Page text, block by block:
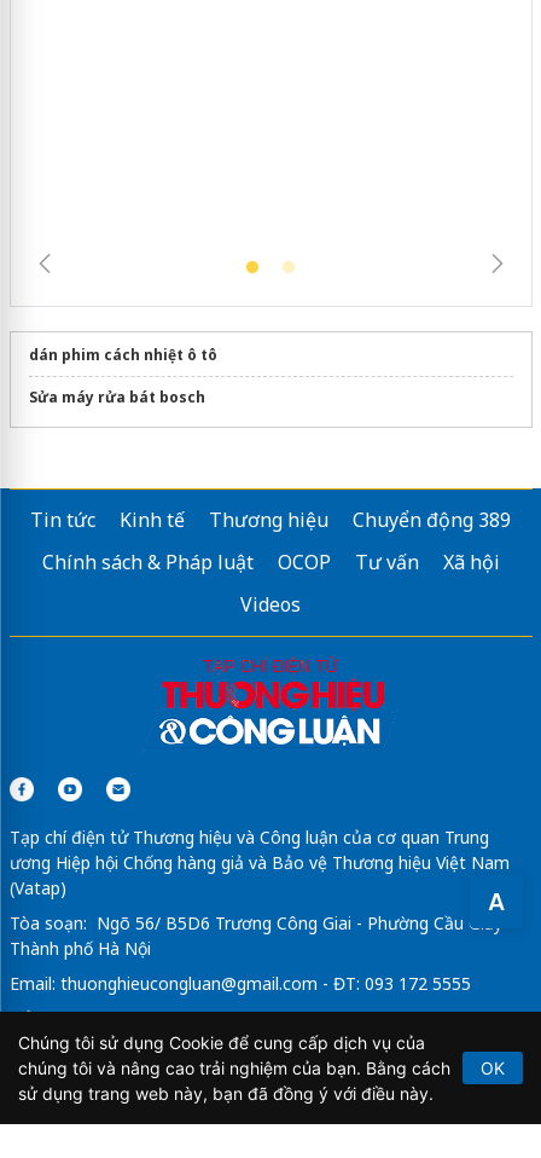
A
dán phim cách nhiệt ô tô
Sửa máy rửa bát bosch
Tin tức Kinh tế Thương hiệu
Chuyển động 389
Chính sách & Pháp luật
OCOP Tư vấn
Xã hội
Videos
Tạp chí điện tử Thương hiệu và Công luận của cơ quan Trung
ương Hiệp hội Chống hàng giả và Bảo vệ Thương hiệu Việt Nam
(Vatap)
Tòa soạn: Ngõ 56/ B5D6 Trương Công Giai - Phường Cầu Giấy -
Thành phố Hà Nội
Email: thuonghieucongluan@gmail.com - ĐT: 093 172 5555
Tổng Biên Tập: Vũ Đức Thuận
Giấy phép hoạt động báo chí điện tử số 64/GP-BTTTT do Bộ
Thông tin và Truyền thông cấp ngày 21/2/2020.
Chúng tôi sử dụng Cookie để cung cấp dịch vụ của
chúng tôi và nâng cao trải nghiệm của bạn. Bằng cách
sử dụng trang web này, bạn đã đồng ý với điều này.
OK